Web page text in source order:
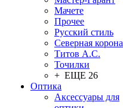
Мачете
Прочее
Русский стиль
Северная корона
Титов А.С.
Точилки
+ ЕЩЕ 26
Оптика
Аксессуары для